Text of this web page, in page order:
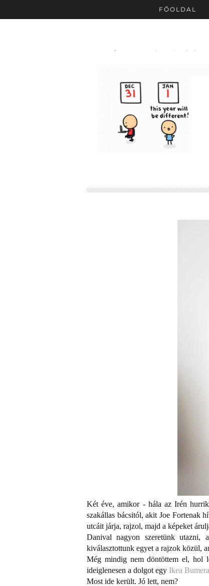
FŐOLDAL
Két éve, amikor - hála az Irén
szakállas bácsitól, akit Joe Fortenak
utcáit járja, rajzol, majd a képeket
Danival nagyon szeretünk utazni,
kiválasztottunk egyet a rajzok közül,
Még mindig nem döntöttem el, hol
ideiglenesen a dolgot egy Ikea
Most ide került. Jó lett, nem?